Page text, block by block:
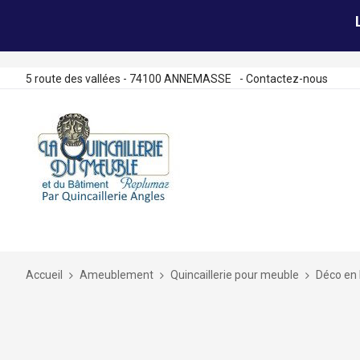
5 route des vallées - 74100 ANNEMASSE - Contactez-nous
Accueil Ameublement Quincaillerie pour meuble Déco en